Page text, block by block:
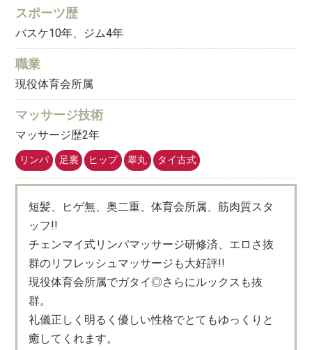
スポーツ歴
バスケ10年、ジム4年
職業
現役体育会所属
マッサージ技術
マッサージ歴2年
リンパ 足裏 ヒップ 睾丸 タイ古式
短髪、ヒゲ無、奥二重、体育会所属、筋肉質スタ
ッフ!!
チェンマイ式リンパマッサージ研修済、エロさ抜
群のリフレッシュマッサージも大好評!!
現役体育会所属でガタイ◎さらにルックスも抜
群。
礼儀正しく明るく優しい性格でとてもゆっくりと
癒してくれます。